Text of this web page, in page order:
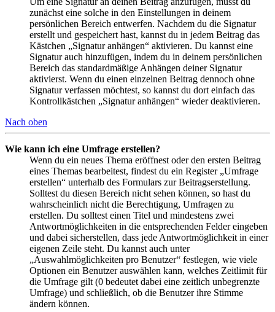
zunächst eine solche in den Einstellungen in deinem
persönlichen Bereich entwerfen. Nachdem du die Signatur
erstellt und gespeichert hast, kannst du in jedem Beitrag das
Kästchen „Signatur anhängen“ aktivieren. Du kannst eine
Signatur auch hinzufügen, indem du in deinem persönlichen
Bereich das standardmäßige Anhängen deiner Signatur
aktivierst. Wenn du einen einzelnen Beitrag dennoch ohne
Signatur verfassen möchtest, so kannst du dort einfach das
Kontrollkästchen „Signatur anhängen“ wieder deaktivieren.
Nach oben
Wie kann ich eine Umfrage erstellen?
Wenn du ein neues Thema eröffnest oder den ersten Beitrag
eines Themas bearbeitest, findest du ein Register „Umfrage
erstellen“ unterhalb des Formulars zur Beitragserstellung.
Solltest du diesen Bereich nicht sehen können, so hast du
wahrscheinlich nicht die Berechtigung, Umfragen zu
erstellen. Du solltest einen Titel und mindestens zwei
Antwortmöglichkeiten in die entsprechenden Felder eingeben
und dabei sicherstellen, dass jede Antwortmöglichkeit in einer
eigenen Zeile steht. Du kannst auch unter
„Auswahlmöglichkeiten pro Benutzer“ festlegen, wie viele
Optionen ein Benutzer auswählen kann, welches Zeitlimit für
die Umfrage gilt (0 bedeutet dabei eine zeitlich unbegrenzte
Umfrage) und schließlich, ob die Benutzer ihre Stimme
ändern können.